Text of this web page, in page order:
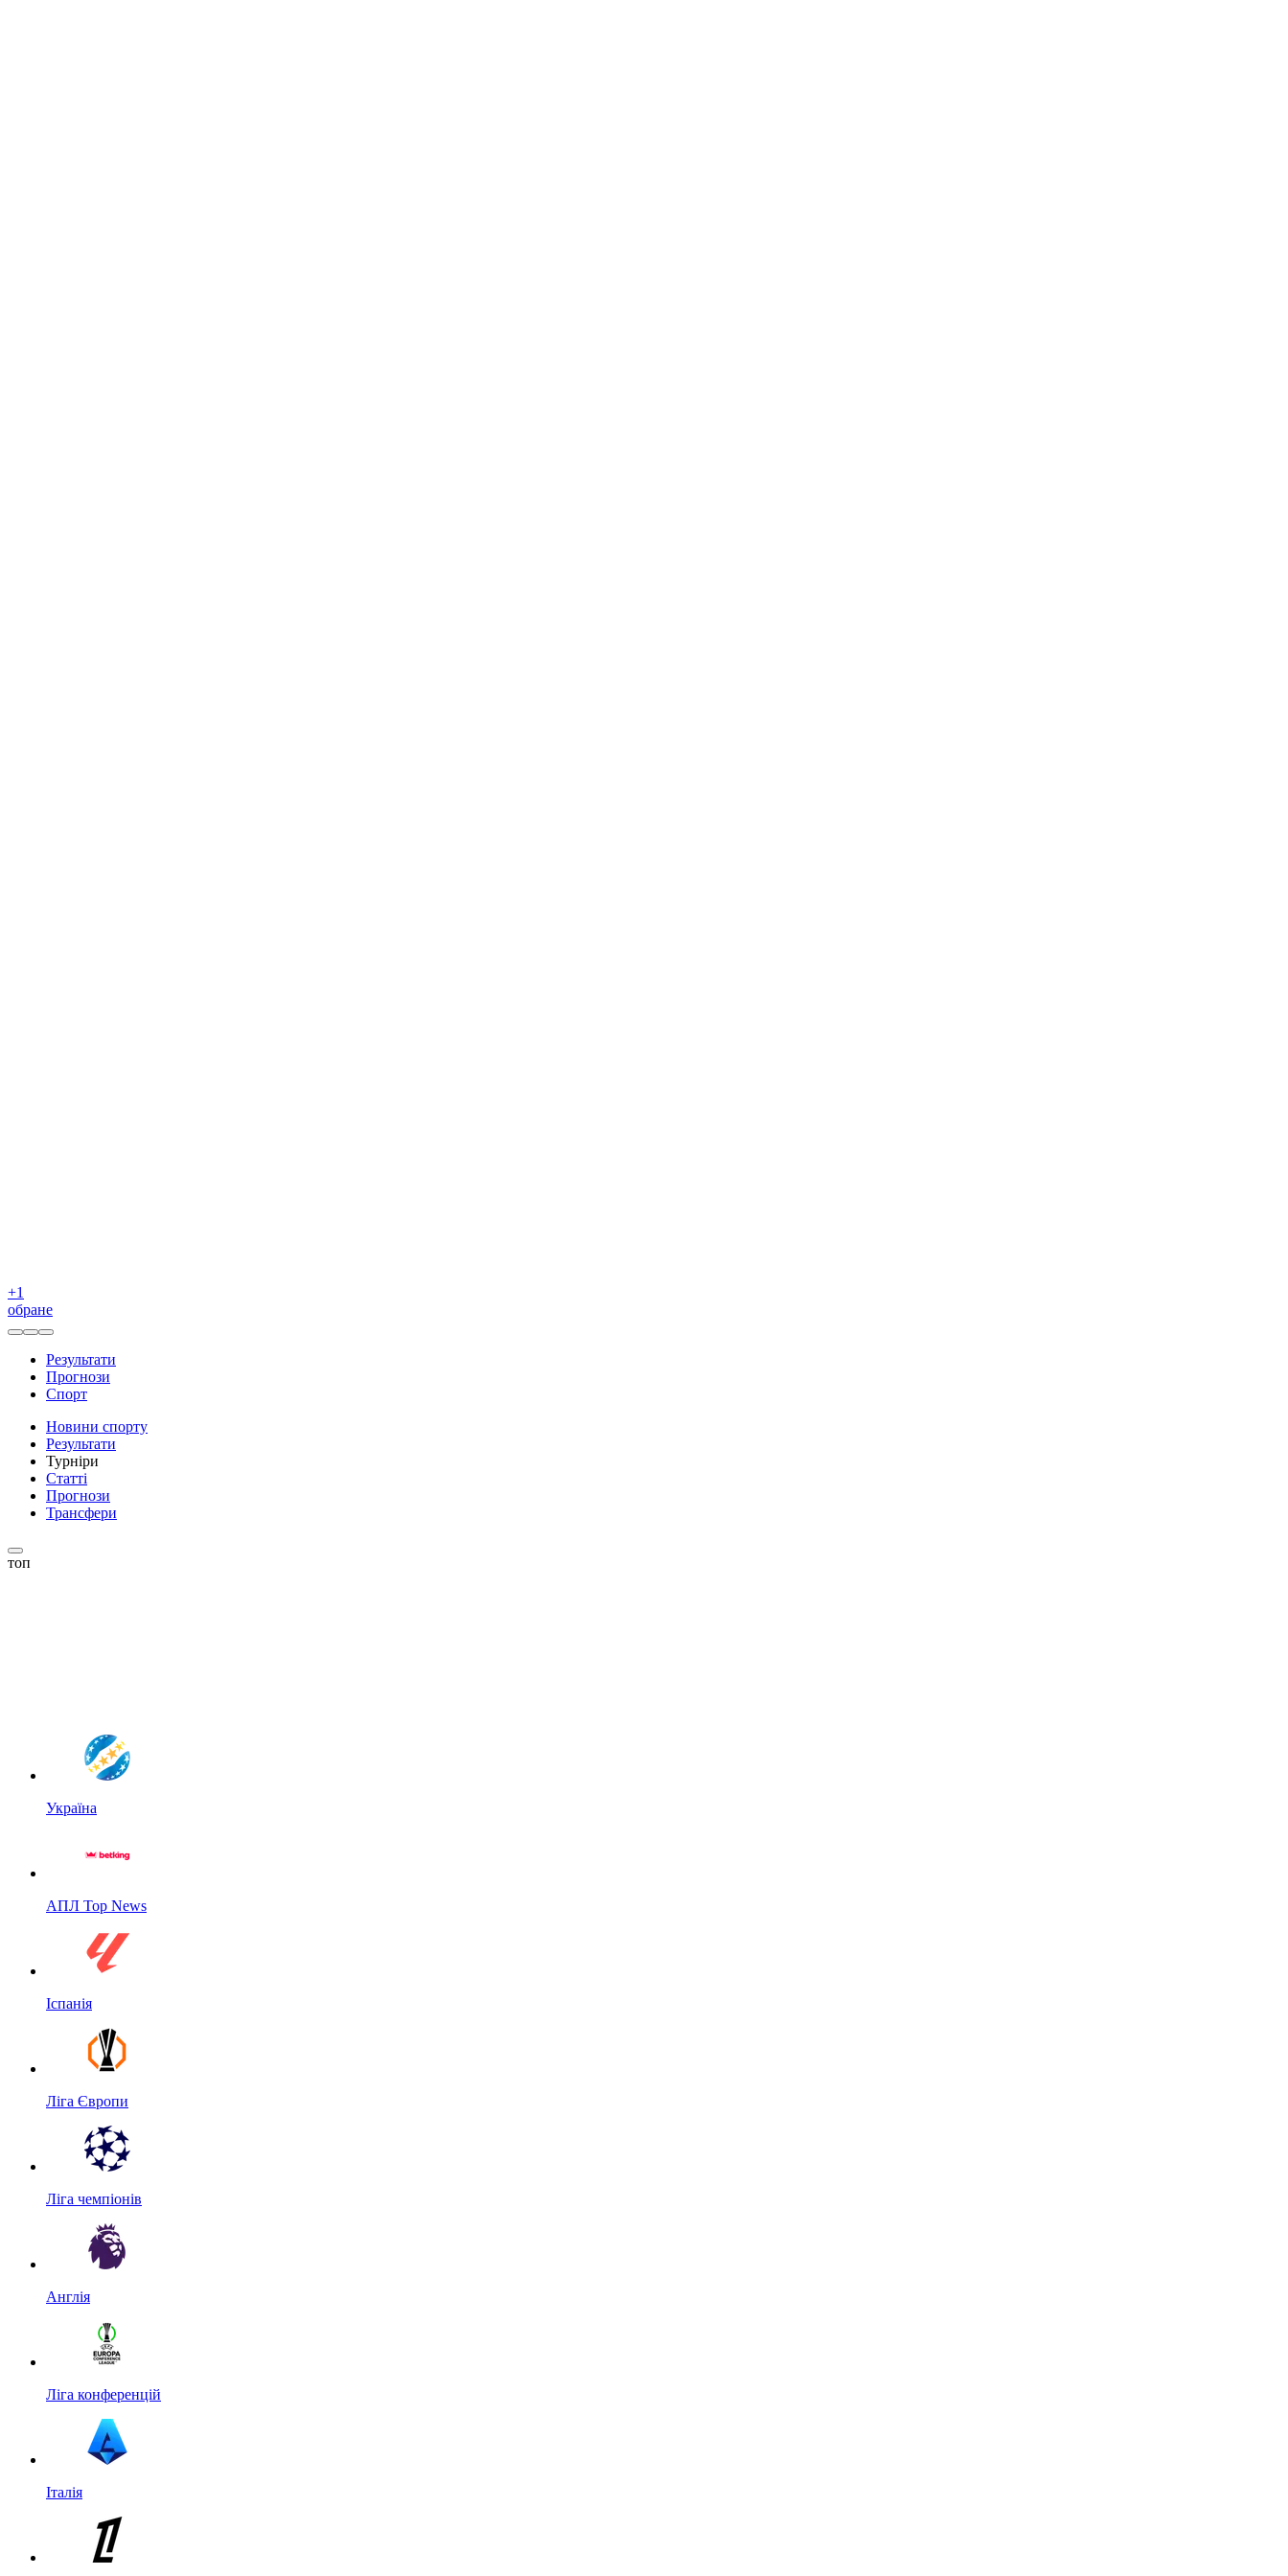
+1
обране
Результати
Прогнози
Спорт
Новини спорту
Результати
Турніри
Статті
Прогнози
Трансфери
топ
Україна
АПЛ Top News
Іспанія
Ліга Європи
Ліга чемпіонів
Англія
Ліга конференцій
Італія